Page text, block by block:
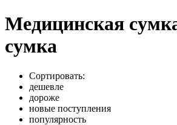
Медицинская
сумка
Сортировать:
дешевле
дороже
новые поступления
популярность